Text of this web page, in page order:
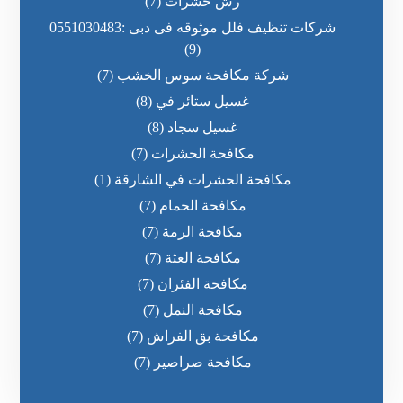
شركات تنظيف فلل موثوقه فى دبى :0551030483
(9)
شركة مكافحة سوس الخشب (7)
غسيل ستائر في (8)
غسيل سجاد (8)
مكافحة الحشرات (7)
مكافحة الحشرات في الشارقة (1)
مكافحة الحمام (7)
مكافحة الرمة (7)
مكافحة العثة (7)
مكافحة الفئران (7)
مكافحة النمل (7)
مكافحة بق الفراش (7)
مكافحة صراصير (7)